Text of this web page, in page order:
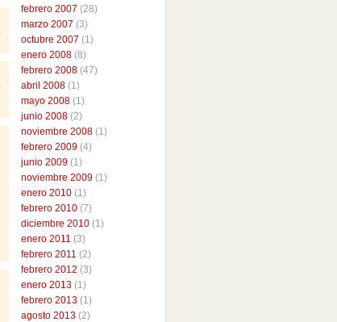
febrero 2007 (28)
marzo 2007 (3)
octubre 2007 (1)
enero 2008 (8)
febrero 2008 (47)
abril 2008 (1)
mayo 2008 (1)
junio 2008 (2)
noviembre 2008 (1)
febrero 2009 (4)
junio 2009 (1)
noviembre 2009 (1)
enero 2010 (1)
febrero 2010 (7)
diciembre 2010 (1)
enero 2011 (3)
febrero 2011 (2)
febrero 2012 (3)
enero 2013 (1)
febrero 2013 (1)
agosto 2013 (2)